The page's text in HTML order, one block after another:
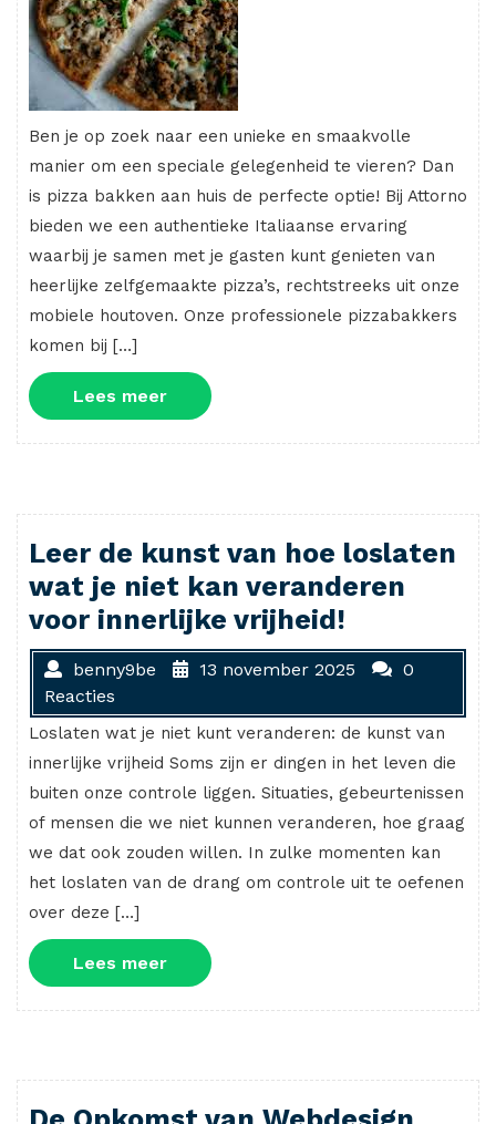
Ben je op zoek naar een unieke en smaakvolle
manier om een speciale gelegenheid te vieren? Dan
is pizza bakken aan huis de perfecte optie! Bij Attorno
bieden we een authentieke Italiaanse ervaring
waarbij je samen met je gasten kunt genieten van
heerlijke zelfgemaakte pizza’s, rechtstreeks uit onze
mobiele houtoven. Onze professionele pizzabakkers
komen bij […]
Lees meerLees
meer
Leer de kunst van hoe loslaten
wat je niet kan veranderen
voor innerlijke vrijheid!
benny9be 13 november 2025
0
Reacties
Loslaten wat je niet kunt veranderen: de kunst van
innerlijke vrijheid Soms zijn er dingen in het leven die
buiten onze controle liggen. Situaties, gebeurtenissen
of mensen die we niet kunnen veranderen, hoe graag
we dat ook zouden willen. In zulke momenten kan
het loslaten van de drang om controle uit te oefenen
over deze […]
Lees meerLees
meer